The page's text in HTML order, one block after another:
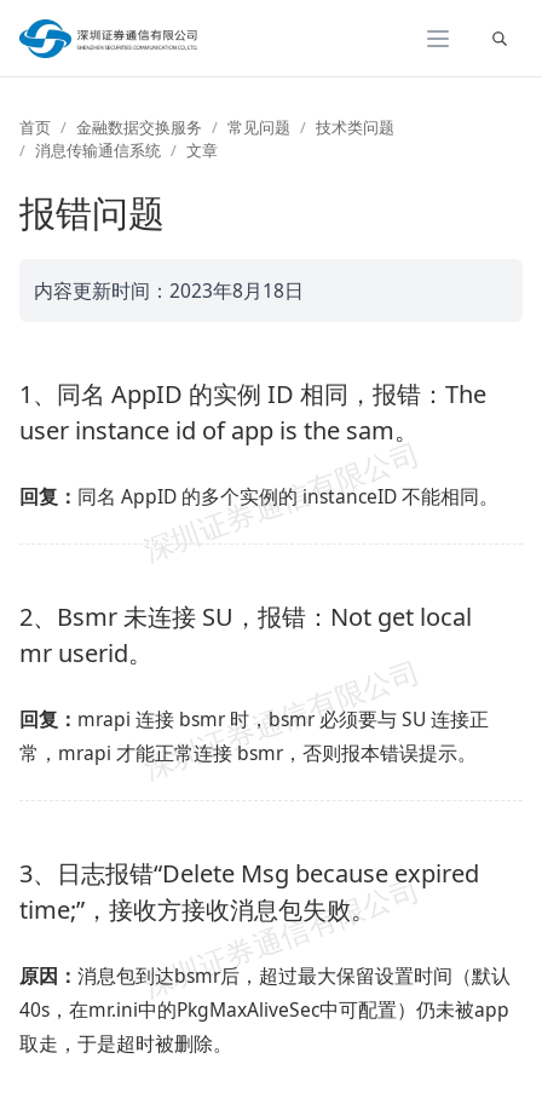
展开
首页 金融数据交换服务 常见问题
技术类问题
消息传输通信系统
文章
报错问题
内容更新时间：2023年8月18日
1、同名 AppID 的实例 ID 相同，报错：The
user instance id of app is the sam。
回复： 同名 AppID 的多个实例的 instanceID 不能相同。
2、Bsmr 未连接 SU，报错：Not get local
mr userid。
回复： mrapi 连接 bsmr 时，bsmr 必须要与 SU 连接正
常，mrapi 才能正常连接 bsmr，否则报本错误提示。
3、日志报错“Delete Msg because expired
time;”，接收方接收消息包失败。
原因： 消息包到达bsmr后，超过最大保留设置时间（默认
40s，在mr.ini中的PkgMaxAliveSec中可配置）仍未被app
取走，于是超时被删除。